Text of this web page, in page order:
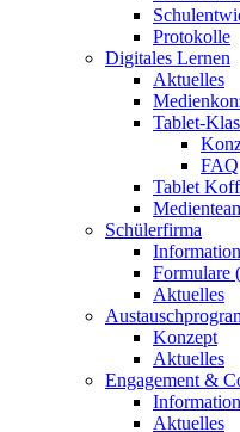
Protokolle
Digitales Lernen
Aktuelles
Tablet-
FAQ
Tablet
Schülerfirma
Formulare
Aktuelles
Konzept
Aktuelles
Engagement &
Aktuelles